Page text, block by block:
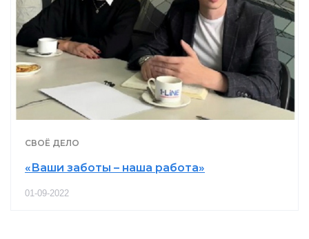
СВОЁ ДЕЛО
«Ваши заботы – наша работа»
01-09-2022